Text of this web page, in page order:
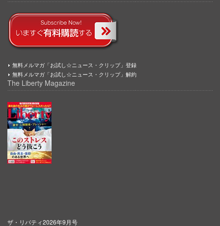
無料メルマガ「お試し☆ニュース・クリップ」登録
無料メルマガ「お試し☆ニュース・クリップ」解約
The Liberty Magazine
ザ・リバティ2026年9月号